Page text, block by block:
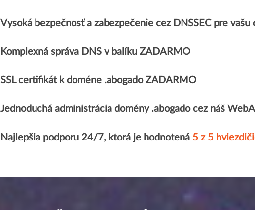
Vysoká bezpečnosť a zabezpečenie cez DNSSEC pre vašu
Komplexná správa DNS v balíku ZADARMO
SSL certifikát k doméne .abogado ZADARMO
Jednoduchá administrácia domény .abogado cez náš
Najlepšia podporu 24/7, ktorá je hodnotená 5 z 5